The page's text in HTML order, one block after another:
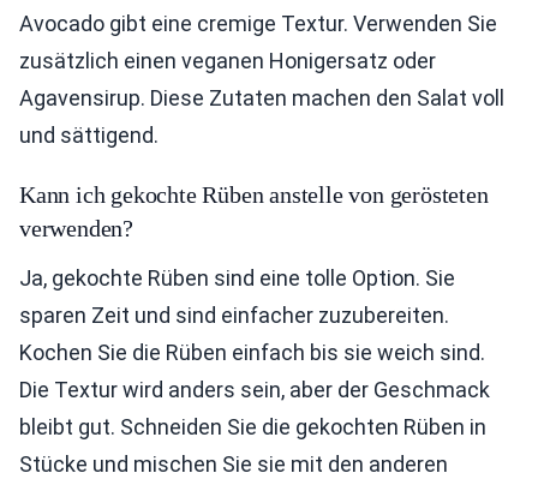
Avocado gibt eine cremige Textur. Verwenden Sie
zusätzlich einen veganen Honigersatz oder
Agavensirup. Diese Zutaten machen den Salat voll
und sättigend.
Kann ich gekochte Rüben anstelle von gerösteten
verwenden?
Ja, gekochte Rüben sind eine tolle Option. Sie
sparen Zeit und sind einfacher zuzubereiten.
Kochen Sie die Rüben einfach bis sie weich sind.
Die Textur wird anders sein, aber der Geschmack
bleibt gut. Schneiden Sie die gekochten Rüben in
Stücke und mischen Sie sie mit den anderen